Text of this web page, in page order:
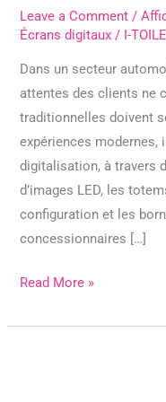
Leave a Comment /
Écrans digitaux / I-TOILE
Dans un secteur
attentes des clients ne
traditionnelles doivent
expériences modernes,
digitalisation, à travers
d’images LED, les
configuration et les
concessionnaires […]
Read More »